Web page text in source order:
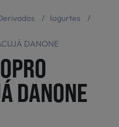
/ Iogurtes
/
DANONE
DANONE